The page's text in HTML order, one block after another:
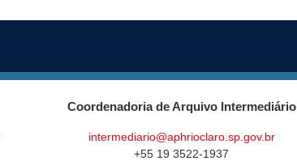
Coordenadoria de Arquivo Intermediário
intermediario@aphrioclaro.sp.gov.br
+55 19 3522-1937